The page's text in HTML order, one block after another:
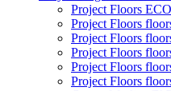
Project Floors
Project Floors
Project Floors
Project Floors
Project Floors
Project Floors